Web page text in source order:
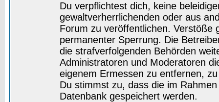
Du verpflichtest dich, keine
gewaltverherrlichenden oder aus
Forum zu veröffentlichen. Verstöße
permanenter Sperrung. Die
die strafverfolgenden Behörden
Administratoren und Moderatoren
eigenem Ermessen zu entfernen,
Du stimmst zu, dass die im
Datenbank gespeichert werden.